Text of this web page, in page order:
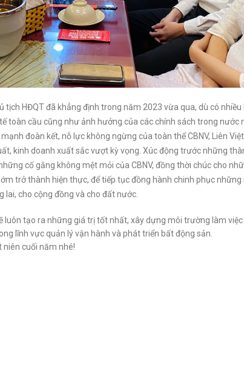
tịch HĐQT đã khẳng định trong năm 2023 vừa qua, dù có nhiều
toàn cầu cũng như ảnh hưởng của các chính sách trong nước
đoàn kết, nỗ lực không ngừng của toàn thể CBNV, Liên
kinh doanh xuất sắc vượt kỳ vọng. Xúc động trước những
cố gắng không mệt mỏi của CBNV, đồng thời chúc cho
trở thành hiện thực, để tiếp tục đồng hành chinh phục những
lai, cho cộng đồng và cho đất nước.
luôn tạo ra những giá trị tốt nhất, xây dựng môi trường làm việc
lĩnh vực quản lý vận hành và phát triển bất động sản.
niên cuối năm nhé!
Nguyễn Chánh
Miếu Đầm
Văn Phòng Lê Đức Thọ
Quận Từ Liêm
Văn Phòng Vũ Phạm Hàm
Quận Cầu Giấy